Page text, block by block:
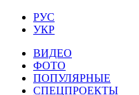
РУС
УКР
ВИДЕО
ФОТО
ПОПУЛЯРНЫЕ
СПЕЦПРОЕКТЫ